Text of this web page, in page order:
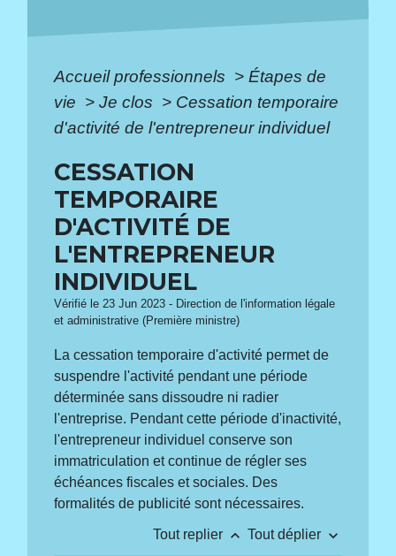
Accueil professionnels > Étapes de
vie > Je clos > Cessation temporaire
d'activité de l'entrepreneur individuel
CESSATION
TEMPORAIRE
D'ACTIVITÉ DE
L'ENTREPRENEUR
INDIVIDUEL
Vérifié le 23 Jun 2023 - Direction de l'information légale
et administrative (Première ministre)
La cessation temporaire d'activité permet de
suspendre l'activité pendant une période
déterminée sans dissoudre ni radier
l'entreprise. Pendant cette période d'inactivité,
l'entrepreneur individuel conserve son
immatriculation et continue de régler ses
échéances fiscales et sociales. Des
formalités de publicité sont nécessaires.
Tout replier keyboard_arrow_up Tout déplier keyboard_arrow_down